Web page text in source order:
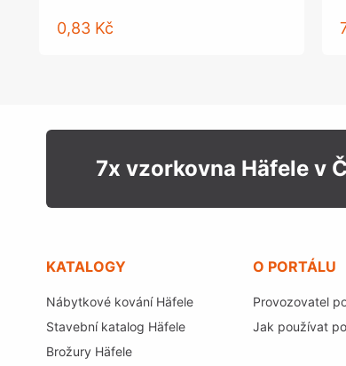
0,83 Kč
7x vzorkovna Häfele v
KATALOGY
Nábytkové kování Häfele
Stavební katalog Häfele
Brožury Häfele
O PORTÁLU
Provozovatel
Jak používat